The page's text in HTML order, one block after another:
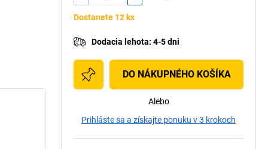
Dostanete 12 ks
Dodacia lehota: 4-5 dni
DO NÁKUPNÉHO KOŠÍKA
Alebo
Prihláste sa a získajte ponuku v 3 krokoch